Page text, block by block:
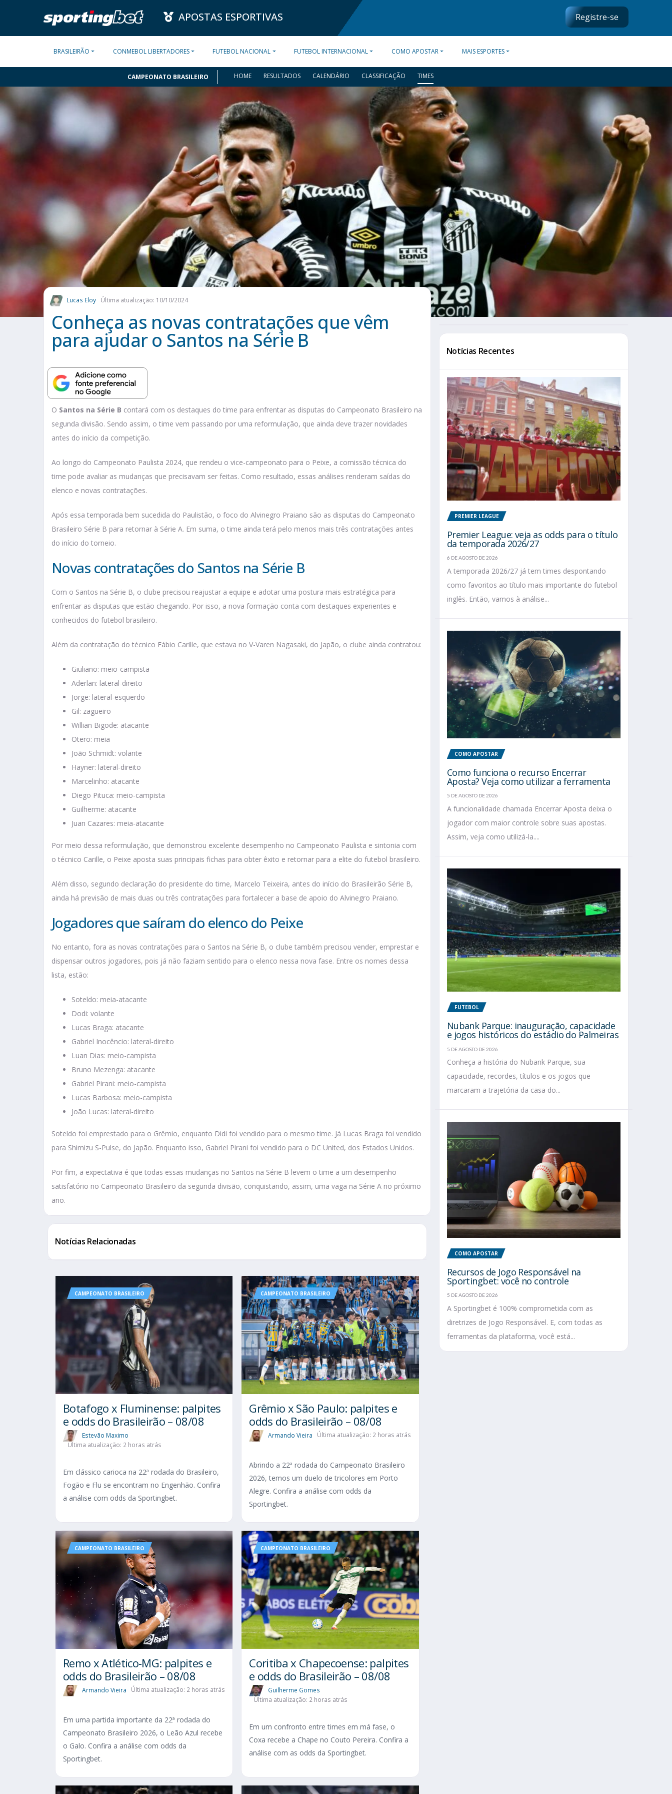
APOSTAS ESPORTIVAS Registre-se
BRASILEIRÃO CONMEBOL LIBERTADORES FUTEBOL NACIONAL FUTEBOL INTERNACIONAL COMO APOSTAR MAIS ESPORTES
CAMPEONATO BRASILEIRO HOME RESULTADOS CALENDÁRIO CLASSIFICAÇÃO TIMES
Lucas Eloy Última atualização: 10/10/2024
Conheça as novas contratações que vêm
para ajudar o Santos na Série B
O Santos na Série B contará com os destaques do time para enfrentar as disputas do Campeonato Brasileiro na
segunda divisão. Sendo assim, o time vem passando por uma reformulação, que ainda deve trazer novidades
antes do início da competição.
Ao longo do Campeonato Paulista 2024, que rendeu o vice-campeonato para o Peixe, a comissão técnica do
time pode avaliar as mudanças que precisavam ser feitas. Como resultado, essas análises renderam saídas do
elenco e novas contratações.
Após essa temporada bem sucedida do Paulistão, o foco do Alvinegro Praiano são as disputas do Campeonato
Brasileiro Série B para retornar à Série A. Em suma, o time ainda terá pelo menos mais três contratações antes
do início do torneio.
Novas contratações do Santos na Série B
Com o Santos na Série B, o clube precisou reajustar a equipe e adotar uma postura mais estratégica para
enfrentar as disputas que estão chegando. Por isso, a nova formação conta com destaques experientes e
conhecidos do futebol brasileiro.
Além da contratação do técnico Fábio Carille, que estava no V-Varen Nagasaki, do Japão, o clube ainda contratou:
Giuliano: meio-campista
Aderlan: lateral-direito
Jorge: lateral-esquerdo
Gil: zagueiro
Willian Bigode: atacante
Otero: meia
João Schmidt: volante
Hayner: lateral-direito
Marcelinho: atacante
Diego Pituca: meio-campista
Guilherme: atacante
Juan Cazares: meia-atacante
Por meio dessa reformulação, que demonstrou excelente desempenho no Campeonato Paulista e sintonia com
o técnico Carille, o Peixe aposta suas principais fichas para obter êxito e retornar para a elite do futebol brasileiro.
Além disso, segundo declaração do presidente do time, Marcelo Teixeira, antes do início do Brasileirão Série B,
ainda há previsão de mais duas ou três contratações para fortalecer a base de apoio do Alvinegro Praiano.
Jogadores que saíram do elenco do Peixe
No entanto, fora as novas contratações para o Santos na Série B, o clube também precisou vender, emprestar e
dispensar outros jogadores, pois já não faziam sentido para o elenco nessa nova fase. Entre os nomes dessa
lista, estão:
Soteldo: meia-atacante
Dodi: volante
Lucas Braga: atacante
Gabriel Inocêncio: lateral-direito
Luan Dias: meio-campista
Bruno Mezenga: atacante
Gabriel Pirani: meio-campista
Lucas Barbosa: meio-campista
João Lucas: lateral-direito
Soteldo foi emprestado para o Grêmio, enquanto Didi foi vendido para o mesmo time. Já Lucas Braga foi vendido
para Shimizu S-Pulse, do Japão. Enquanto isso, Gabriel Pirani foi vendido para o DC United, dos Estados Unidos.
Por fim, a expectativa é que todas essas mudanças no Santos na Série B levem o time a um desempenho
satisfatório no Campeonato Brasileiro da segunda divisão, conquistando, assim, uma vaga na Série A no próximo
ano.
Notícias Relacionadas
CAMPEONATO BRASILEIRO
Botafogo x Fluminense: palpites
e odds do Brasileirão – 08/08
Estevão Maximo
Última atualização: 2 horas atrás
Em clássico carioca na 22ª rodada do Brasileiro,
Fogão e Flu se encontram no Engenhão. Confira
a análise com odds da Sportingbet.
CAMPEONATO BRASILEIRO
Grêmio x São Paulo: palpites e
odds do Brasileirão – 08/08
Armando Vieira Última atualização: 2 horas atrás
Abrindo a 22ª rodada do Campeonato Brasileiro
2026, temos um duelo de tricolores em Porto
Alegre. Confira a análise com odds da
Sportingbet.
CAMPEONATO BRASILEIRO
Remo x Atlético-MG: palpites e
odds do Brasileirão – 08/08
Armando Vieira Última atualização: 2 horas atrás
Em uma partida importante da 22ª rodada do
Campeonato Brasileiro 2026, o Leão Azul recebe
o Galo. Confira a análise com odds da
Sportingbet.
CAMPEONATO BRASILEIRO
Coritiba x Chapecoense: palpites
e odds do Brasileirão – 08/08
Guilherme Gomes
Última atualização: 2 horas atrás
Em um confronto entre times em má fase, o
Coxa recebe a Chape no Couto Pereira. Confira a
análise com as odds da Sportingbet.
Notícias Recentes
PREMIER LEAGUE
Premier League: veja as odds para o título
da temporada 2026/27
6 DE AGOSTO DE 2026
A temporada 2026/27 já tem times despontando
como favoritos ao título mais importante do futebol
inglês. Então, vamos à análise...
COMO APOSTAR
Como funciona o recurso Encerrar
Aposta? Veja como utilizar a ferramenta
5 DE AGOSTO DE 2026
A funcionalidade chamada Encerrar Aposta deixa o
jogador com maior controle sobre suas apostas.
Assim, veja como utilizá-la....
FUTEBOL
Nubank Parque: inauguração, capacidade
e jogos históricos do estádio do Palmeiras
5 DE AGOSTO DE 2026
Conheça a história do Nubank Parque, sua
capacidade, recordes, títulos e os jogos que
marcaram a trajetória da casa do...
COMO APOSTAR
Recursos de Jogo Responsável na
Sportingbet: você no controle
5 DE AGOSTO DE 2026
A Sportingbet é 100% comprometida com as
diretrizes de Jogo Responsável. E, com todas as
ferramentas da plataforma, você está...